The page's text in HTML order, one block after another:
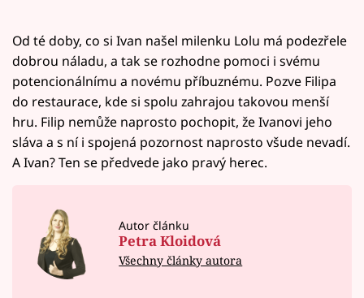
Od té doby, co si Ivan našel milenku Lolu má podezřele
dobrou náladu, a tak se rozhodne pomoci i svému
potencionálnímu a novému příbuznému. Pozve Filipa
do restaurace, kde si spolu zahrajou takovou menší
hru. Filip nemůže naprosto pochopit, že Ivanovi jeho
sláva a s ní i spojená pozornost naprosto všude nevadí.
A Ivan? Ten se předvede jako pravý herec.
Autor článku
Petra Kloidová
Všechny články autora